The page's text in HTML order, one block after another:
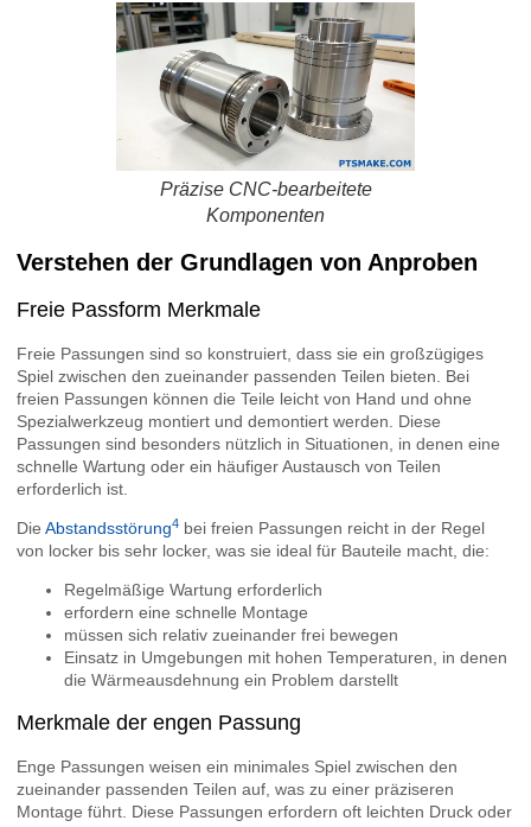
Präzise CNC-bearbeitete
Komponenten
Verstehen der Grundlagen von Anproben
Freie Passform Merkmale
Freie Passungen sind so konstruiert, dass sie ein großzügiges
Spiel zwischen den zueinander passenden Teilen bieten. Bei
freien Passungen können die Teile leicht von Hand und ohne
Spezialwerkzeug montiert und demontiert werden. Diese
Passungen sind besonders nützlich in Situationen, in denen eine
schnelle Wartung oder ein häufiger Austausch von Teilen
erforderlich ist.
Die Abstandsstörung4 bei freien Passungen reicht in der Regel
von locker bis sehr locker, was sie ideal für Bauteile macht, die:
Regelmäßige Wartung erforderlich
erfordern eine schnelle Montage
müssen sich relativ zueinander frei bewegen
Einsatz in Umgebungen mit hohen Temperaturen, in denen
die Wärmeausdehnung ein Problem darstellt
Merkmale der engen Passung
Enge Passungen weisen ein minimales Spiel zwischen den
zueinander passenden Teilen auf, was zu einer präziseren
Montage führt. Diese Passungen erfordern oft leichten Druck oder